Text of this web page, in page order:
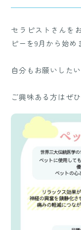
セラピストさんを
ピーを9月から始め
自分もお願いしたい
ご興味ある方はぜひ